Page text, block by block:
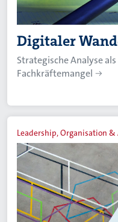
Digitaler
Strategische Analyse
Fachkräftemangel
Leadership, Organisation